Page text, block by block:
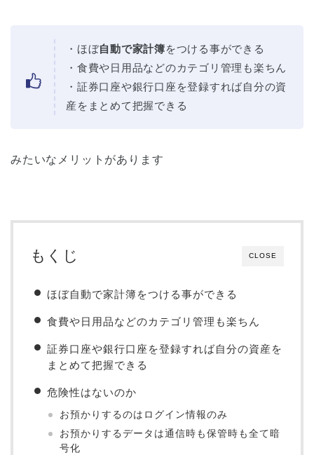
・ほぼ自動で家計簿をつける事ができる
・食費や日用品などのカテゴリ管理も楽ちん
・証券口座や銀行口座を登録すれば自分の資
産をまとめて把握できる
みたいなメリットがあります
CLOSE
もくじ
ほぼ自動で家計簿をつける事ができる
食費や日用品などのカテゴリ管理も楽ちん
証券口座や銀行口座を登録すれば自分の資産を
まとめて把握できる
危険性はないのか
お預かりするのはログイン情報のみ
お預かりするデータは通信時も保管時も全て暗
号化